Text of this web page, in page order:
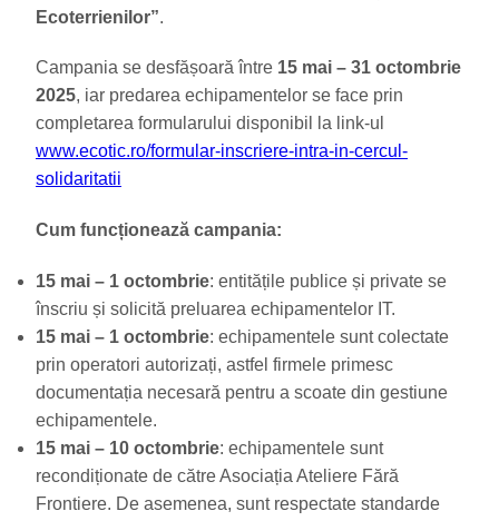
Ecoterrienilor”.
Campania se desfășoară între 15 mai – 31 octombrie
2025, iar predarea echipamentelor se face prin
completarea formularului disponibil la link-ul
www.ecotic.ro/formular-inscriere-intra-in-cercul-
solidaritatii
Cum funcționează campania:
15 mai – 1 octombrie: entitățile publice și private se
înscriu și solicită preluarea echipamentelor IT.
15 mai – 1 octombrie: echipamentele sunt colectate
prin operatori autorizați, astfel firmele primesc
documentația necesară pentru a scoate din gestiune
echipamentele.
15 mai – 10 octombrie: echipamentele sunt
recondiționate de către Asociația Ateliere Fără
Frontiere. De asemenea, sunt respectate standarde